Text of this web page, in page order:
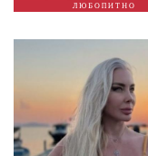
ЛЮБОПИТНО